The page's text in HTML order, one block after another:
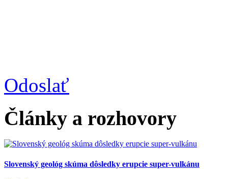
Odoslať
Články a rozhovory
Slovenský geológ skúma dôsledky erupcie super-vulkánu